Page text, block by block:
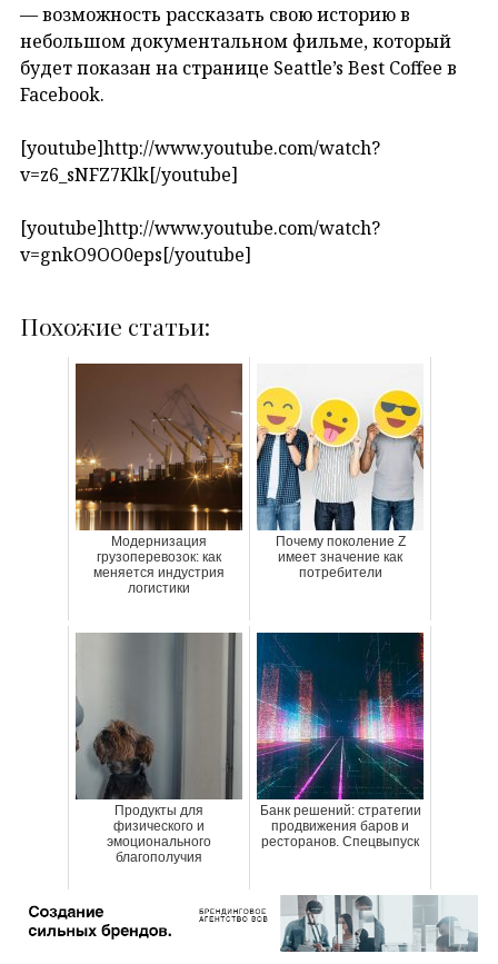
— возможность рассказать свою историю в
небольшом документальном фильме, который
будет показан на странице Seattle’s Best Coffee в
Facebook.
[youtube]http://www.youtube.com/watch?
v=z6_sNFZ7Klk[/youtube]
[youtube]http://www.youtube.com/watch?
v=gnkO9OO0eps[/youtube]
Похожие статьи:
Модернизация
грузоперевозок: как
меняется индустрия
логистики
Почему поколение Z
имеет значение как
потребители
Продукты для
физического и
эмоционального
благополучия
Банк решений: стратегии
продвижения баров и
ресторанов. Спецвыпуск